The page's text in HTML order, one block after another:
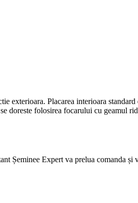
exterioara. Placarea interioara
folosirea focarului cu geamul
Șeminee Expert va prelua comanda